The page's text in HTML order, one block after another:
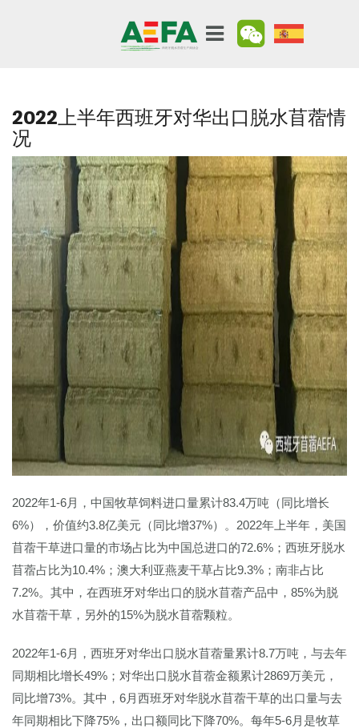
2022上半年西班牙对华出口脱水苜蓿情
况
2022年1-6月，中国牧草饲料进口量累计83.4万吨（同比增长
6%），价值约3.8亿美元（同比增37%）。2022年上半年，美国
苜蓿干草进口量的市场占比为中国总进口的72.6%；西班牙脱水
苜蓿占比为10.4%；澳大利亚燕麦干草占比9.3%；南非占比
7.2%。其中，在西班牙对华出口的脱水苜蓿产品中，85%为脱
水苜蓿干草，另外的15%为脱水苜蓿颗粒。
2022年1-6月，西班牙对华出口脱水苜蓿量累计8.7万吨，与去年
同期相比增长49%；对华出口脱水苜蓿金额累计2869万美元，
同比增73%。其中，6月西班牙对华脱水苜蓿干草的出口量与去
年同期相比下降75%，出口额同比下降70%。每年5-6月是牧草